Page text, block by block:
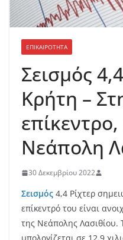
ΕΠΙΚΑΙΡΟΤΗΤΑ
Σεισμός
Κρήτη –
Νεάπολη
30 Δεκεμβρίου 2022
Σεισμός 4,4 Ρίχτερ
επίκεντρό του είναι
της Νεάπολης Λασιθίου.